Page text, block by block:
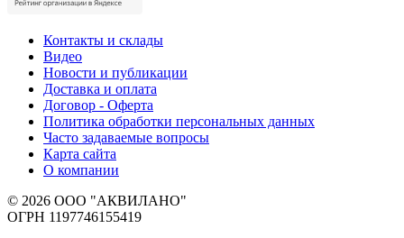
Контакты и склады
Видео
Новости и публикации
Доставка и оплата
Договор - Оферта
Политика обработки персональных данных
Часто задаваемые вопросы
Карта сайта
О компании
© 2026 ООО "АКВИЛАНО"
ОГРН 1197746155419